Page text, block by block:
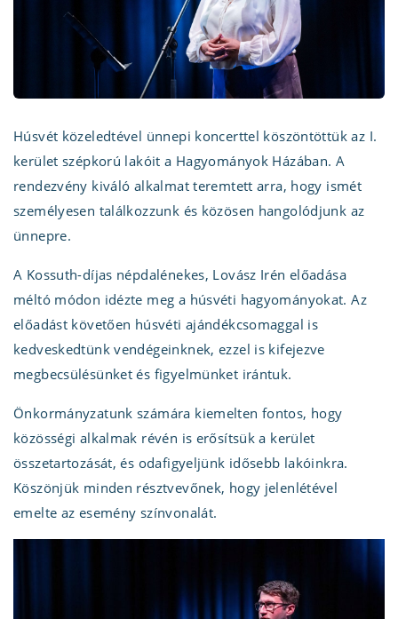
Húsvét közeledtével ünnepi koncerttel köszöntöttük az I.
kerület szépkorú lakóit a Hagyományok Házában. A
rendezvény kiváló alkalmat teremtett arra, hogy ismét
személyesen találkozzunk és közösen hangolódjunk az
ünnepre.
A Kossuth-díjas népdalénekes, Lovász Irén előadása
méltó módon idézte meg a húsvéti hagyományokat. Az
előadást követően húsvéti ajándékcsomaggal is
kedveskedtünk vendégeinknek, ezzel is kifejezve
megbecsülésünket és figyelmünket irántuk.
Önkormányzatunk számára kiemelten fontos, hogy
közösségi alkalmak révén is erősítsük a kerület
összetartozását, és odafigyeljünk idősebb lakóinkra.
Köszönjük minden résztvevőnek, hogy jelenlétével
emelte az esemény színvonalát.